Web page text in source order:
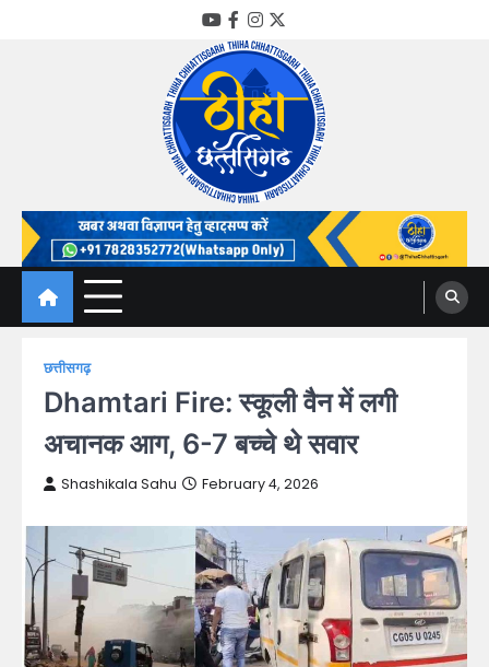
YouTube
Facebook
Instagram
Twitter
Thiha Chhattisgarh
गोठ जन-जन के
छत्तीसगढ़
Dhamtari Fire: स्कूली वैन में लगी
अचानक आग, 6-7 बच्चे थे सवार
Shashikala Sahu February 4, 2026